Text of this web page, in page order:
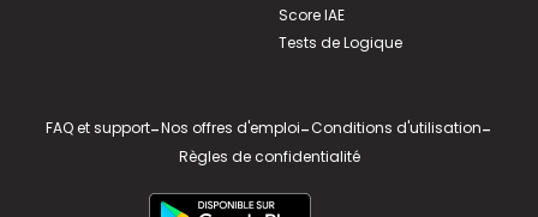
Score IAE
Tests de Logique
FAQ et support-Nos offres d'emploi-Conditions d'utilisation-
Règles de confidentialité